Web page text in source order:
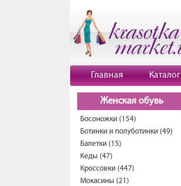
Главная Каталог
Женская обувь
Босоножки (154)
Ботинки и полуботинки (49)
Балетки (15)
Кеды (47)
Кроссовки (447)
Мокасины (21)